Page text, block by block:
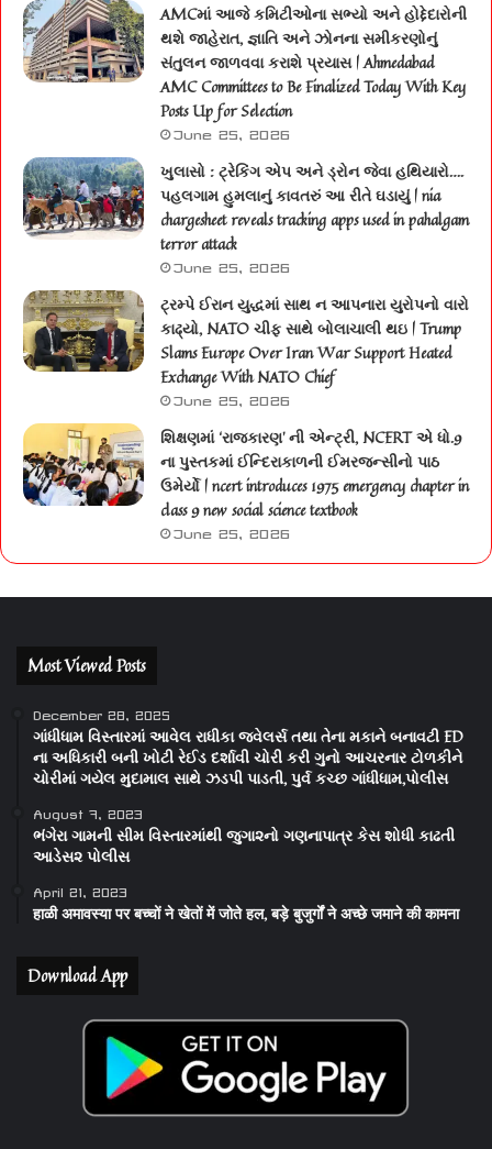
AMCમાં આજે કમિટીઓના સભ્યો અને હોદ્દેદારોની
થશે જાહેરાત, જ્ઞાતિ અને ઝોનના સમીકરણોનું
સંતુલન જાળવવા કરાશે પ્રયાસ | Ahmedabad
AMC Committees to Be Finalized Today With Key
Posts Up for Selection
June 25, 2026
ખુલાસો : ટ્રેકિંગ એપ અને ડ્રોન જેવા હથિયારો….
પહલગામ હુમલાનું કાવતરું આ રીતે ઘડાયું | nia
chargesheet reveals tracking apps used in pahalgam
terror attack
June 25, 2026
ટ્રમ્પે ઈરાન યુદ્ધમાં સાથ ન આપનારા યુરોપનો વારો
કાઢ્યો, NATO ચીફ સાથે બોલાચાલી થઇ | Trump
Slams Europe Over Iran War Support Heated
Exchange With NATO Chief
June 25, 2026
શિક્ષણમાં ‘રાજકારણ’ ની એન્ટ્રી, NCERT એ ધો.9
ના પુસ્તકમાં ઈન્દિરાકાળની ઈમરજન્સીનો પાઠ
ઉમેર્યો | ncert introduces 1975 emergency chapter in
class 9 new social science textbook
June 25, 2026
Most Viewed Posts
December 28, 2025
ગાંધીધામ વિસ્તારમાં આવેલ રાધીકા જવેલર્સ તથા તેના મકાને બનાવટી ED
ના અધિકારી બની ખોટી રેઈડ દર્શાવી ચોરી કરી ગુનો આચરનાર ટોળકીને
ચોરીમાં ગયેલ મુદામાલ સાથે ઝડપી પાડતી, પુર્વ કચ્છ ગાંધીધામ,પોલીસ
August 7, 2023
ભંગેરા ગામની સીમ વિસ્તારમાંથી જુગા૨નો ગણનાપાત્ર કેસ શોધી કાઢતી
આડેસ૨ પોલીસ
April 21, 2023
हाळी अमावस्या पर बच्चों ने खेतों में जोते हल, बड़े बुजुर्गों ने अच्छे जमाने की कामना
Download App